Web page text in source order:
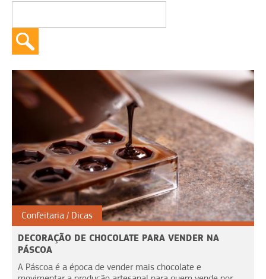
Confeitaria Dicas
DECORAÇÃO DE CHOCOLATE PARA VENDER NA
PÁSCOA
A Páscoa é a época de vender mais chocolate e